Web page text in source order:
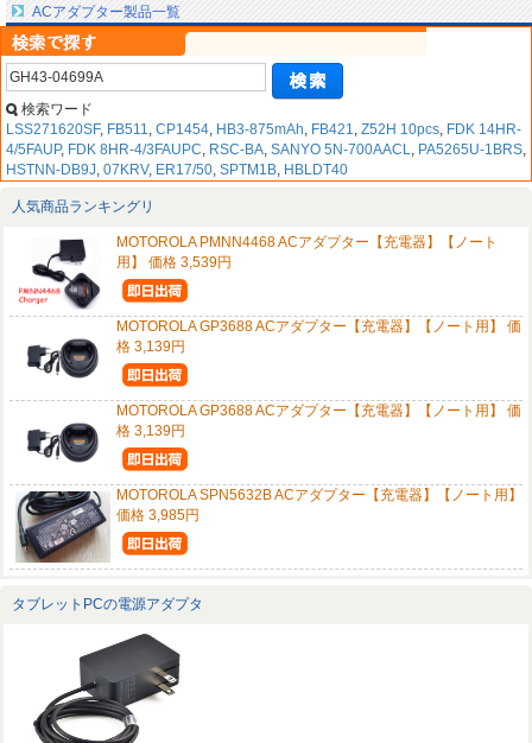
ACアダプター製品一覧
検索ワード
LSS271620SF, FB511, CP1454, HB3-875mAh, FB421, Z52H 10pcs, FDK 14HR-
4/5FAUP, FDK 8HR-4/3FAUPC, RSC-BA, SANYO 5N-700AACL, PA5265U-1BRS,
HSTNN-DB9J, 07KRV, ER17/50, SPTM1B, HBLDT40
人気商品ランキングリ
MOTOROLA PMNN4468 ACアダプター【充電器】【ノート
用】 価格 3,539円
MOTOROLA GP3688 ACアダプター【充電器】【ノート用】 価
格 3,139円
MOTOROLA GP3688 ACアダプター【充電器】【ノート用】 価
格 3,139円
MOTOROLA SPN5632B ACアダプター【充電器】【ノート用】
価格 3,985円
タブレットPCの電源アダプタ